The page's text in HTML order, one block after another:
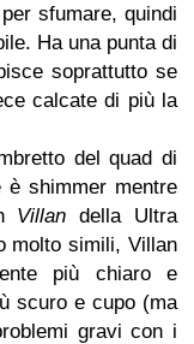
sfumare, quindi
Ha una punta di
soprattutto se
calcate di più la
del quad di
è shimmer mentre
Villan della Ultra
molto simili, Villan
più chiaro e
scuro e cupo (ma
gravi con i